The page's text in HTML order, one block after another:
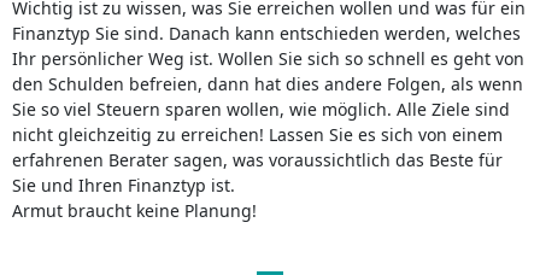
Wichtig ist zu wissen, was Sie erreichen wollen und was für ein
Finanztyp Sie sind. Danach kann entschieden werden, welches
Ihr persönlicher Weg ist. Wollen Sie sich so schnell es geht von
den Schulden befreien, dann hat dies andere Folgen, als wenn
Sie so viel Steuern sparen wollen, wie möglich. Alle Ziele sind
nicht gleichzeitig zu erreichen! Lassen Sie es sich von einem
erfahrenen Berater sagen, was voraussichtlich das Beste für
Sie und Ihren Finanztyp ist.
Armut braucht keine Planung!